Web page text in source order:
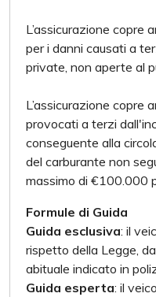
L’assicurazione copre
per i danni causati a
private, non aperte al
L’assicurazione copre
provocati a terzi
conseguente alla
del carburante non
massimo di €100.000
Formule di Guida
Guida esclusiva: il
rispetto della Legge,
abituale indicato in
Guida esperta: il